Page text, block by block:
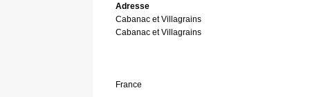
Adresse
Cabanac et Villagrains
Cabanac et Villagrains
France